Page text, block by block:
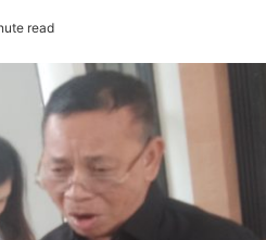
read